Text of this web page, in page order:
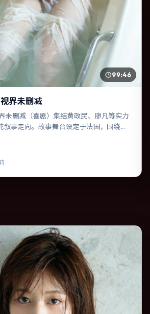
99:46
界未删减
未删减（喜剧）集结黄政民、廖凡等实力
叙事走向。故事舞台设定于法国，围绕一
锁反应；配乐与色彩高度服务于主题，结